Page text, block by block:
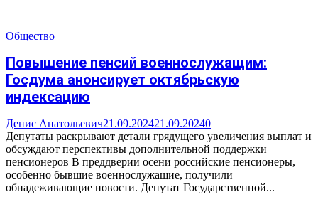
Общество
Повышение пенсий военнослужащим:
Госдума анонсирует октябрьскую
индексацию
Денис Анатольевич21.09.202421.09.20240
Депутаты раскрывают детали грядущего увеличения выплат и
обсуждают перспективы дополнительной поддержки
пенсионеров В преддверии осени российские пенсионеры,
особенно бывшие военнослужащие, получили
обнадеживающие новости. Депутат Государственной...